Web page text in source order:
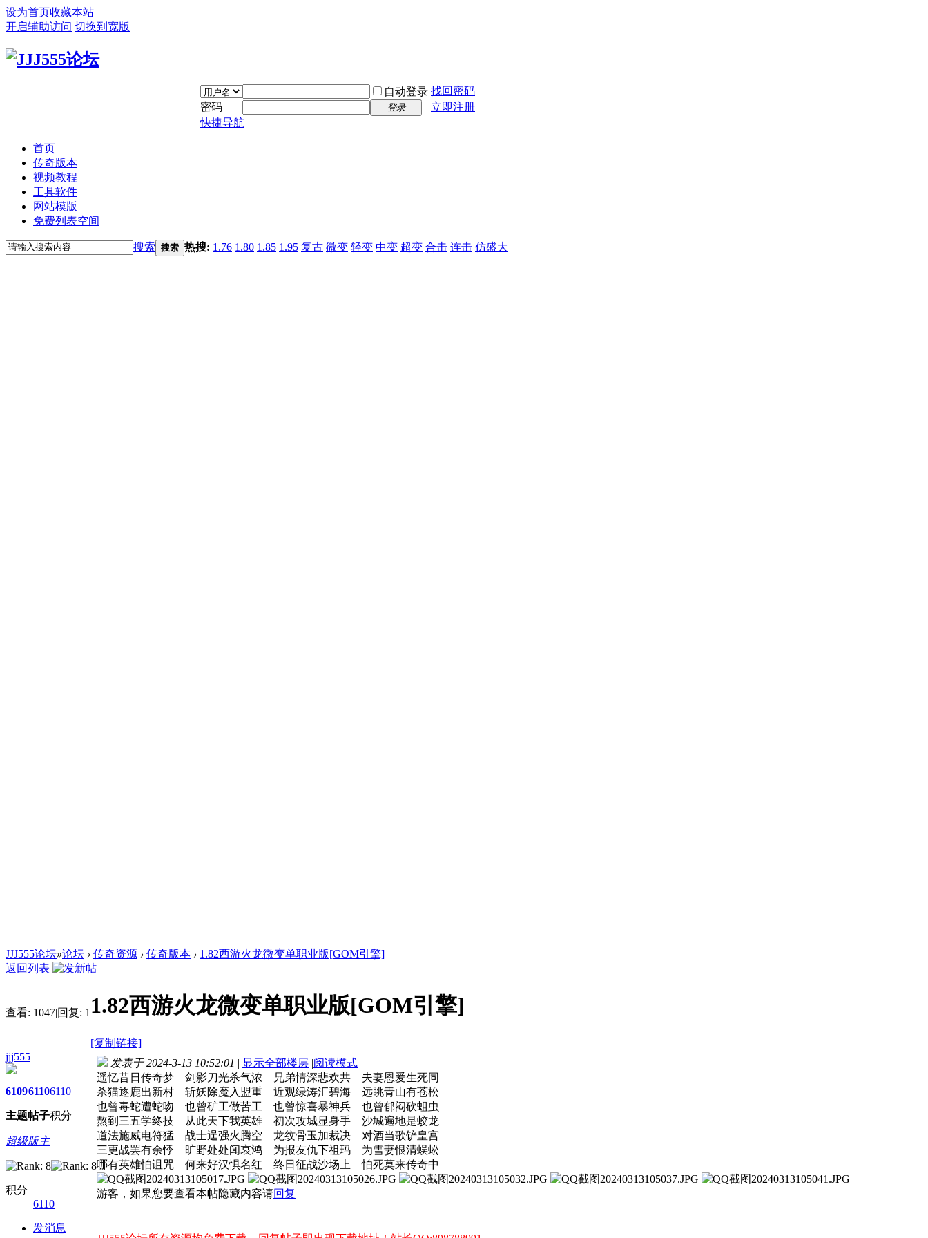
设为首页收藏本站
开启辅助访问 切换到宽版
自动登录 找回密码
密码
登录
立即注册
快捷导航
首页
传奇版本
视频教程
工具软件
网站模版
免费列表空间
搜索 搜索 热搜: 1.76 1.80 1.85 1.95 复古 微变 轻变 中变 超变 合击 连击 仿盛大
JJJ555论坛»论坛 › 传奇资源 › 传奇版本 › 1.82西游火龙微变单职业版[GOM引擎]
返回列表
查看: 1047|回复: 1 1.82西游火龙微变单职业版[GOM引擎]
[复制链接]
jjj555
6109
主题
6110
帖子
6110
积分
超级版主
积分
6110
发消息
发表于 2024-3-13 10:52:01 | 显示全部楼层 |阅读模式
遥忆昔日传奇梦 剑影刀光杀气浓 兄弟情深悲欢共 夫妻恩爱生死同
杀猫逐鹿出新村 斩妖除魔入盟重 近观绿涛汇碧海 远眺青山有苍松
也曾毒蛇遭蛇吻 也曾矿工做苦工 也曾惊喜暴神兵 也曾郁闷砍蛆虫
熬到三五学终技 从此天下我英雄 初次攻城显身手 沙城遍地是蛟龙
道法施威电符猛 战士逞强火腾空 龙纹骨玉加裁决 对酒当歌铲皇宫
三更战罢有余悸 旷野处处闻哀鸿 为报友仇下祖玛 为雪妻恨清蜈蚣
哪有英雄怕诅咒 何来好汉惧名红 终日征战沙场上 怕死莫来传奇中
游客，如果您要查看本帖隐藏内容请回复